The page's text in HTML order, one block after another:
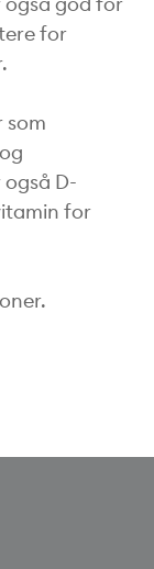
for
som
D-
for